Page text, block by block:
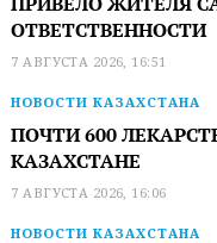
ОТВЕТСТВЕННОСТИ
7 АВГУСТА 2026, 16:51
НОВОСТИ КАЗАХСТАНА
ПОЧТИ 600
КАЗАХСТАНЕ
7 АВГУСТА 2026, 16:06
НОВОСТИ КАЗАХСТАНА